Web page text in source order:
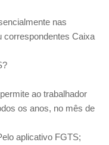
nas
correspondentes Caixa
ao trabalhador
os anos, no mês de
aplicativo FGTS;